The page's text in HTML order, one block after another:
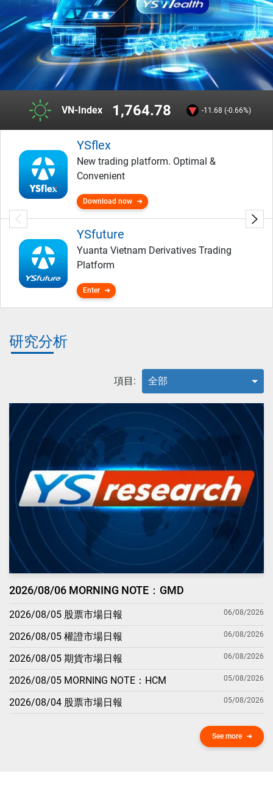
VN-Index 1,764.78 -11.68 (-0.66%)
YSflex
New trading platform. Optimal &
Convenient
Download now
YSfuture
Yuanta Vietnam Derivatives Trading
Platform
Enter
研究分析
項目: 全部
2026/08/06 MORNING NOTE：GMD
2026/08/05 股票市場日報 06/08/2026
2026/08/05 權證市場日報 06/08/2026
2026/08/05 期貨市場日報 06/08/2026
2026/08/05 MORNING NOTE：HCM 05/08/2026
2026/08/04 股票市場日報 05/08/2026
See more